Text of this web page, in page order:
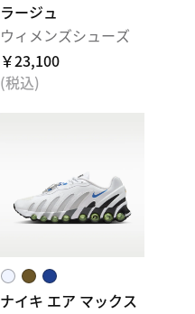
ラージュ
ウィメンズシューズ
￥23,100
(税込)
ナイキ エア マックス